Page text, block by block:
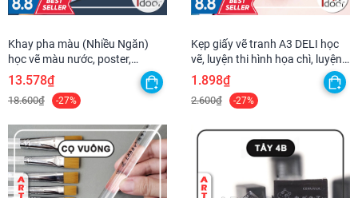
Khay pha màu (Nhiều Ngăn)
học vẽ màu nước, poster,
gouache, luyện thi trang trí màu
13.578₫
18.600₫ -27%
Kẹp giấy vẽ tranh A3 DELI học
vẽ, luyện thi hình họa chì, luyện
thi trang trí màu
1.898₫
2.600₫ -27%